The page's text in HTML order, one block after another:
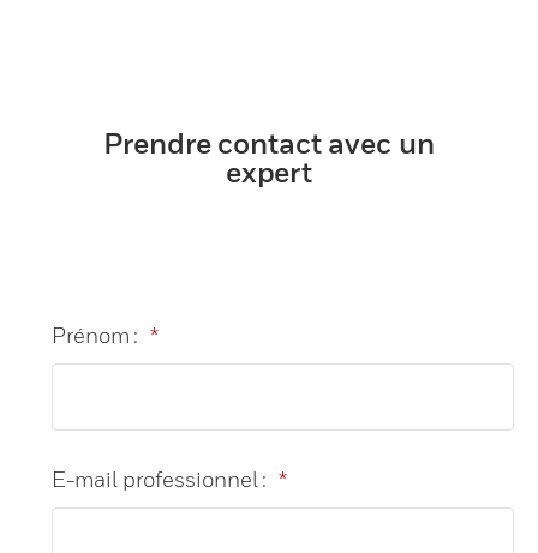
Prendre contact avec un
expert
*
Prénom :
*
E-mail professionnel :